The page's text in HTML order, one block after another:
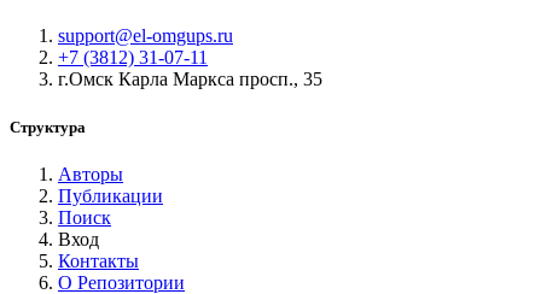
support@el-omgups.ru
+7 (3812) 31-07-11
г.Омск Карла Маркса просп., 35
Структура
Авторы
Публикации
Поиск
Вход
Контакты
О Репозитории